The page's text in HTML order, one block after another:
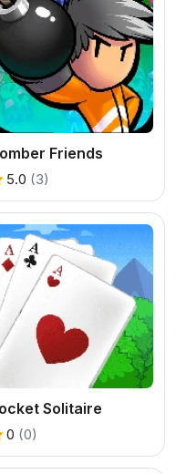
Friends
5.0 (3)
Solitaire
0 (0)